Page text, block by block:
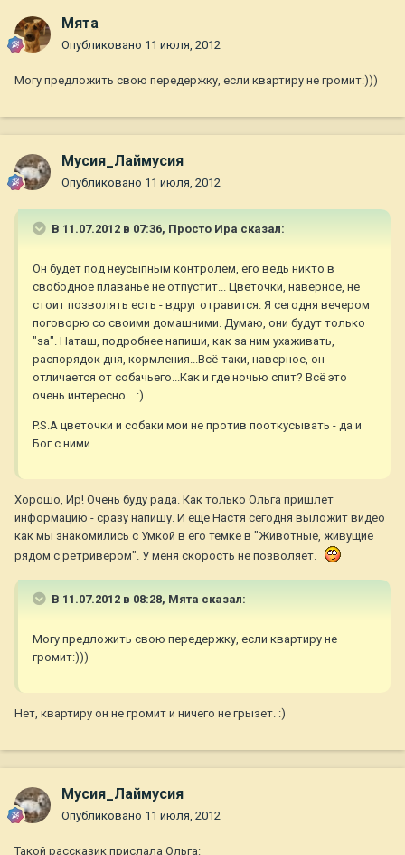
Мята
Опубликовано 11 июля, 2012
Могу предложить свою передержку, если квартиру не громит:)))
Мусия_Лаймусия
Опубликовано 11 июля, 2012
В 11.07.2012 в 07:36, Просто Ира сказал:
Он будет под неусыпным контролем, его ведь никто в
свободное плаванье не отпустит... Цветочки, наверное, не
стоит позволять есть - вдруг отравится. Я сегодня вечером
поговорю со своими домашними. Думаю, они будут только
"за". Наташ, подробнее напиши, как за ним ухаживать,
распорядок дня, кормления...Всё-таки, наверное, он
отличается от собачьего...Как и где ночью спит? Всё это
очень интересно... :)
P.S.А цветочки и собаки мои не против пооткусывать - да и
Бог с ними...
Хорошо, Ир! Очень буду рада. Как только Ольга пришлет
информацию - сразу напишу. И еще Настя сегодня выложит видео
как мы знакомились с Умкой в его темке в "Животные, живущие
рядом с ретривером". У меня скорость не позволяет.
В 11.07.2012 в 08:28, Мята сказал:
Могу предложить свою передержку, если квартиру не
громит:)))
Нет, квартиру он не громит и ничего не грызет. :)
Мусия_Лаймусия
Опубликовано 11 июля, 2012
Такой рассказик прислала Ольга: